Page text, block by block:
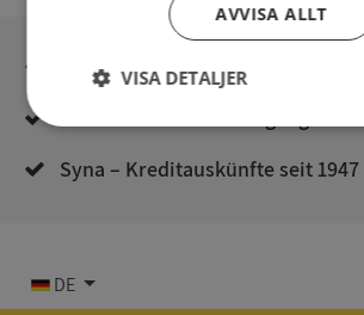
Sichere Bezahlung mit stripe
Syna – Kreditauskünfte seit 1947
DE
AVVISA ALLT
VISA DETALJER
Strikt
Prestanda